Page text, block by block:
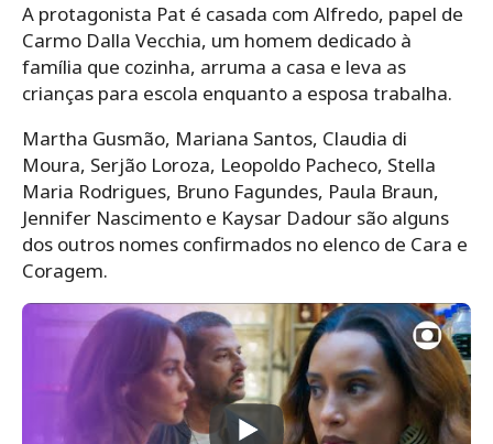
A protagonista Pat é casada com Alfredo, papel de
Carmo Dalla Vecchia, um homem dedicado à
família que cozinha, arruma a casa e leva as
crianças para escola enquanto a esposa trabalha.
Martha Gusmão, Mariana Santos, Claudia di
Moura, Serjão Loroza, Leopoldo Pacheco, Stella
Maria Rodrigues, Bruno Fagundes, Paula Braun,
Jennifer Nascimento e Kaysar Dadour são alguns
dos outros nomes confirmados no elenco de Cara e
Coragem.